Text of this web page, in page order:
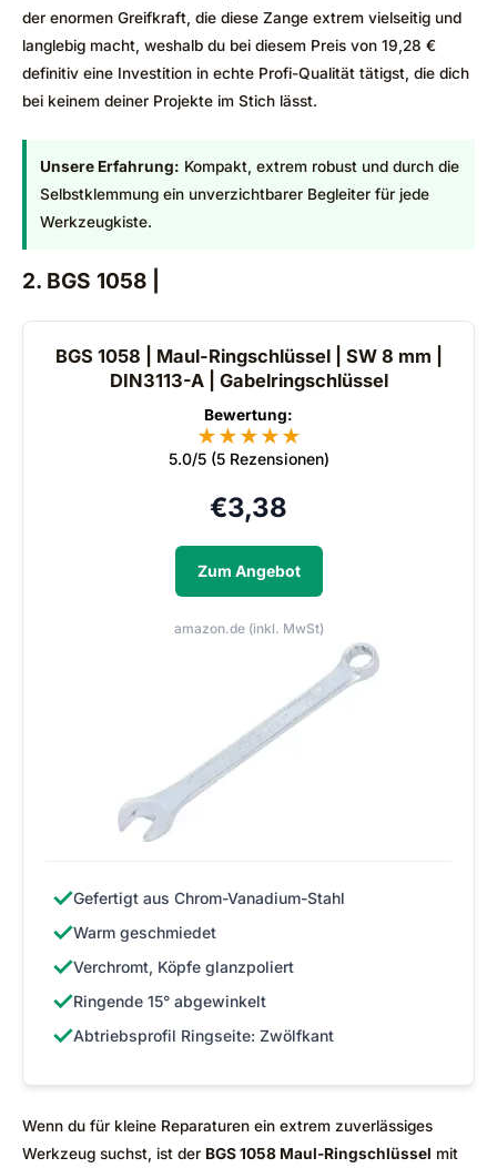
der enormen Greifkraft, die diese Zange extrem vielseitig und
langlebig macht, weshalb du bei diesem Preis von 19,28 €
definitiv eine Investition in echte Profi-Qualität tätigst, die dich
bei keinem deiner Projekte im Stich lässt.
Unsere Erfahrung: Kompakt, extrem robust und durch die
Selbstklemmung ein unverzichtbarer Begleiter für jede
Werkzeugkiste.
2. BGS 1058 |
BGS 1058 | Maul-Ringschlüssel | SW 8 mm |
DIN3113-A | Gabelringschlüssel
Bewertung:
★★★★★
5.0/5 (5 Rezensionen)
€3,38
Zum Angebot
amazon.de (inkl. MwSt)
✓Gefertigt aus Chrom-Vanadium-Stahl
✓Warm geschmiedet
✓Verchromt, Köpfe glanzpoliert
✓Ringende 15° abgewinkelt
✓Abtriebsprofil Ringseite: Zwölfkant
Wenn du für kleine Reparaturen ein extrem zuverlässiges
Werkzeug suchst, ist der BGS 1058 Maul-Ringschlüssel mit